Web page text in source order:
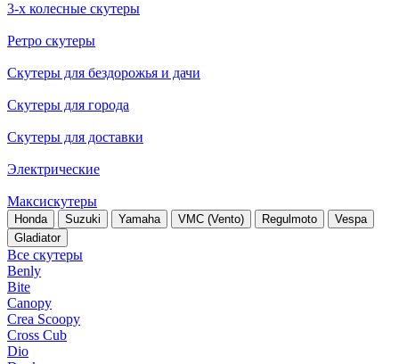
3-х колесные скутеры
Ретро скутеры
Скутеры для бездорожья и дачи
Скутеры для города
Скутеры для доставки
Электрические
Максискутеры
Honda Suzuki Yamaha VMC (Vento) Regulmoto
Vespa
Gladiator
Все скутеры
Benly
Bite
Canopy
Crea Scoopy
Cross Cub
Dio